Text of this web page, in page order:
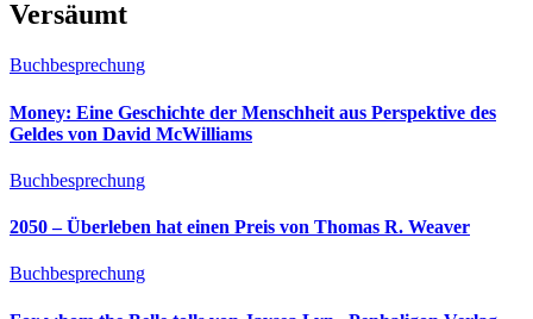
Versäumt
Buchbesprechung
Money: Eine Geschichte der Menschheit aus Perspektive des
Geldes von David McWilliams
Buchbesprechung
2050 – Überleben hat einen Preis von Thomas R. Weaver
Buchbesprechung